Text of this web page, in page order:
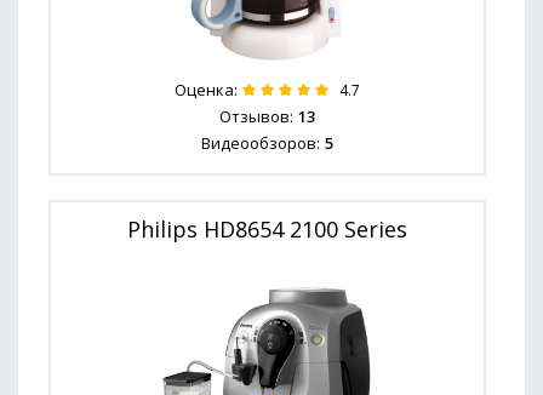
Оценка: 4.7
Отзывов: 13
Видеообзоров: 5
Philips HD8654 2100 Series